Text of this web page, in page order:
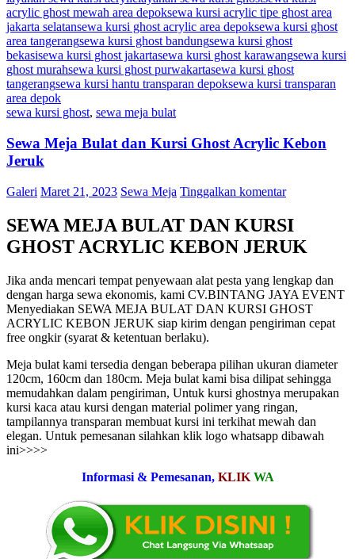
acrylic ghost mewah area depoksewa kursi acrylic tipe ghost area
jakarta selatansewa kursi ghost acrylic area depoksewa kursi ghost
area tangerangsewa kursi ghost bandungsewa kursi ghost
bekasisewa kursi ghost jakartasewa kursi ghost karawangsewa kursi
ghost murahsewa kursi ghost purwakartasewa kursi ghost
tangerangsewa kursi hantu transparan depoksewa kursi transparan
area depok
sewa kursi ghost, sewa meja bulat
Sewa Meja Bulat dan Kursi Ghost Acrylic Kebon
Jeruk
Galeri Maret 21, 2023 Sewa Meja Tinggalkan komentar
SEWA MEJA BULAT DAN KURSI
GHOST ACRYLIC KEBON JERUK
Jika anda mencari tempat penyewaan alat pesta yang lengkap dan
dengan harga sewa ekonomis, kami CV.BINTANG JAYA EVENT
Menyediakan SEWA MEJA BULAT DAN KURSI GHOST
ACRYLIC KEBON JERUK siap kirim dengan pengiriman cepat
free ongkir (syarat & ketentuan berlaku).
Meja bulat kami tersedia dengan beberapa pilihan ukuran diameter
120cm, 160cm dan 180cm. Meja bulat kami bisa dilipat sehingga
memudahkan dalam pengiriman, Untuk kursi ghostnya merupakan
kursi kaca atau kursi dengan material polimer yang ringan,
tampilannya transparan membuat kursi ini terkihat mewah dan
elegan. Untuk pemesanan silahkan klik logo whatsapp dibawah
ini>>>>
Informasi & Pemesanan, KLIK WA